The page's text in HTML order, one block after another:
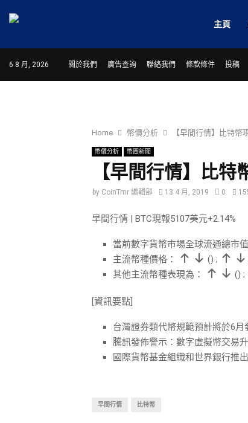
主頁
6 8 月, 2026 關於我們 廣告查詢 聯絡我們 條款條件 投稿
Home 幣價分析 【早間行情】比特幣
幣價分析 幣圈新聞
【早間行情】比
by CoinTmr 編輯部 13 4 月, 2019 0
早間行情 | BTC現報5107美元+2.14%
當前數字貨幣市場全球流通總市
主流幣種價格：
() ;
其他主流幣種表現為：
() ;
[資訊要點]
台灣證券類代幣規範預計將於6月
騰訊發佈警示：數字虛擬幣交易
國際貨幣基金組織和世界銀行推
早間行情 比特幣